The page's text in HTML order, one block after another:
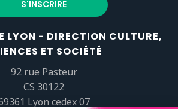
LYON - DIRECTION CULTURE,
ET SOCIÉTÉ
92 rue Pasteur
CS 30122
Lyon cedex 07